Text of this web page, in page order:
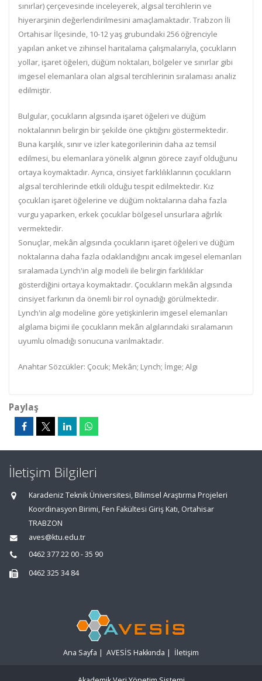
sınırlar) çerçevesinde inceleyerek, algısal tercihlerin ve
hiyerarşinin değerlendirilmesini amaçlamaktadır. Trabzon İli
Ortahisar İlçesinde, 10-12 yaş grubundaki 256 öğrenciyle
yapılan anket ve zihinsel haritalama çalışmalarıyla, çocukların
yollar, işaret öğeleri, düğüm noktaları, bölgeler ve sınırlar gibi
imgesel elemanlara olan algısal tercihlerinin sıralaması analiz
edilmiştir.
Bulgular, çocukların algısında işaret öğeleri ve düğüm
noktalarının belirgin bir şekilde öne çıktığını göstermektedir.
Buna karşılık, sınır ve izler kategorilerinin daha az temsil
edilmesi, bu elemanlara yönelik algının görece zayıf olduğunu
ortaya koymaktadır. Ayrıca, cinsiyet farklılıklarının çocukların
algısal tercihlerinde etkili olduğu tespit edilmektedir. Kız
çocukları işaret öğelerine ve düğüm noktalarına daha fazla
vurgu yaparken, erkek çocuklar bölgesel unsurlara ağırlık
vermektedir.
Sonuçlar, mekân algısında çocukların işaret öğeleri ve düğüm
noktalarına daha fazla odaklandığını ancak imgesel elemanları
sıralamada Lynch'in algı modeli ile belirgin farklılıklar
gösterdiğini ortaya koymaktadır. Çocukların mekân algısında
cinsiyet farkının da önemli bir rol oynadığı görülmektedir.
Lynch'in algı modeline göre yetişkinlerin imgesel elemanları
algılama biçimi ile çocukların mekân algılarındaki sıralamanın
uyumlu olmadığı sonucuna varılmaktadır.
Anahtar Sözcükler: Çocuk; Mekân; Lynch; İmge; Algı
Paylaş
İletişim Bilgileri
Karadeniz Teknik Üniversitesi, Bilimsel Araştırma Projeleri
Koordinasyon Birimi, Fen Fakültesi Giriş Katı, Ortahisar
TRABZON
aves@ktu.edu.tr
0462 377 22 00 - 35 90
0462 325 34 84
Ana Sayfa | AVESİS Hakkında | İletişim